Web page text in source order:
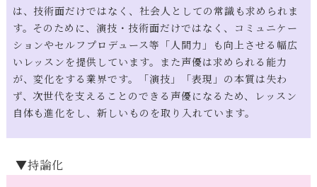
は、技術面だけではなく、社会人としての常識も求められま
す。そのために、演技・技術面だけではなく、コミュニケー
ションやセルフプロデュース等「人間力」も向上させる幅広
いレッスンを提供しています。また声優は求められる能力
が、変化をする業界です。「演技」「表現」の本質は失わ
ず、次世代を支えることのできる声優になるため、レッスン
自体も進化をし、新しいものを取り入れています。
▼持論化